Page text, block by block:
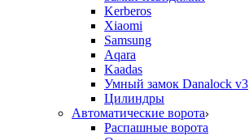
Kerberos
Xiaomi
Samsung
Aqara
Kaadas
Умный замок Danalock v3
Цилиндры
Автоматические ворота
Распашные ворота